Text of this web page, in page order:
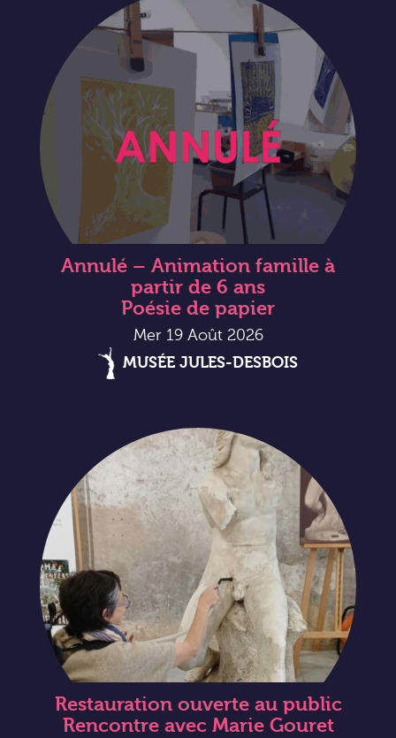
Annulé – Animation famille à
partir de 6 ans
Poésie de papier
Mer 19 Août 2026
MUSÉE JULES-DESBOIS
Restauration ouverte au public
Rencontre avec Marie Gouret